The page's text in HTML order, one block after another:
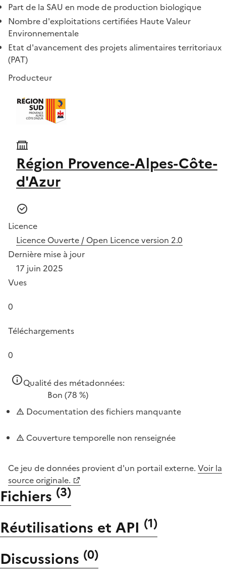
Part de la SAU en mode de production biologique
Nombre d'exploitations certifiées Haute Valeur
Environnementale
Etat d'avancement des projets alimentaires territoriaux
(PAT)
Producteur
Région Provence-Alpes-Côte-
d'Azur
Licence
Licence Ouverte / Open Licence version 2.0
Dernière mise à jour
17 juin 2025
Vues
0
Téléchargements
0
Qualité des métadonnées:
Bon (78 %)
Documentation des fichiers manquante
Couverture temporelle non renseignée
Ce jeu de données provient d'un portail externe. Voir la
source originale.
Fichiers (3)
Réutilisations et API (1)
Discussions (0)